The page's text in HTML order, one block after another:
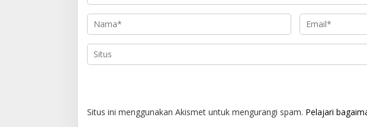
s
Situs ini menggunakan Akismet untuk mengurangi spam. Pelajari